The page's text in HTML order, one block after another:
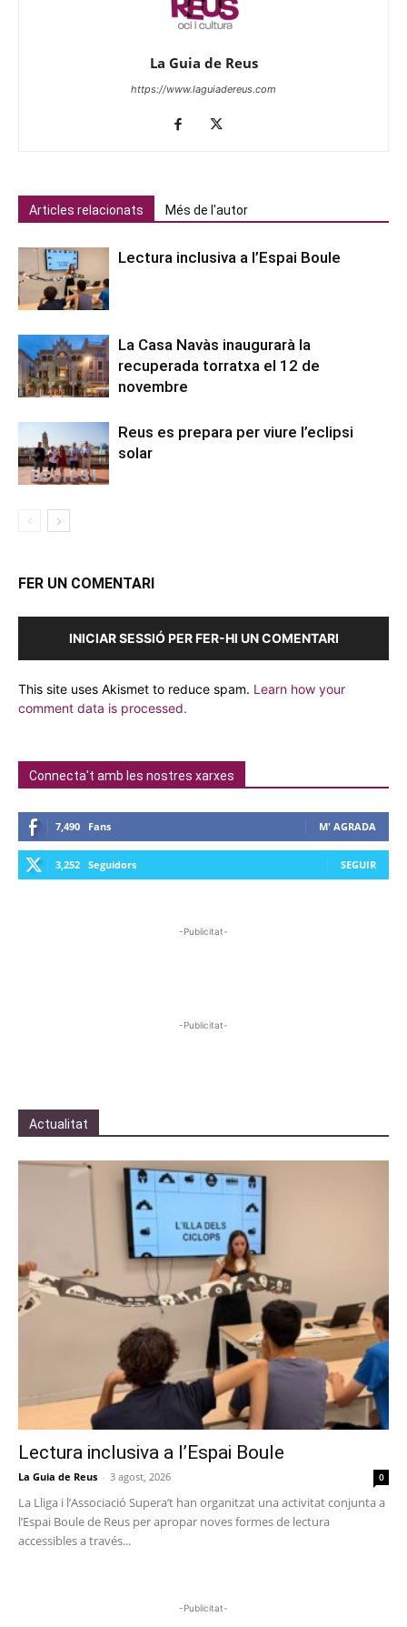
La Guia de Reus
https://www.laguiadereus.com
Articles relacionats Més de l'autor
Lectura inclusiva a l’Espai Boule
La Casa Navàs inaugurarà la
recuperada torratxa el 12 de
novembre
Reus es prepara per viure l’eclipsi
solar
FER UN COMENTARI
INICIAR SESSIÓ PER FER-HI UN COMENTARI
This site uses Akismet to reduce spam. Learn how your
comment data is processed.
Connecta't amb les nostres xarxes
7,490 Fans M' AGRADA
3,252 Seguidors SEGUIR
-Publicitat-
-Publicitat-
Actualitat
Lectura inclusiva a l’Espai Boule
La Guia de Reus - 3 agost, 2026 0
La Lliga i l’Associació Supera’t han organitzat una activitat conjunta a
l’Espai Boule de Reus per apropar noves formes de lectura
accessibles a través...
-Publicitat-